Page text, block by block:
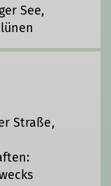
See,
Straße,